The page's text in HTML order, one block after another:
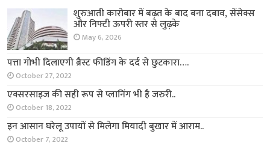
शुरुआती कारोबार में बढ़त के बाद बना दबाव, सेंसेक्स
और निफ्टी ऊपरी स्तर से लुढ़के
May 6, 2026
पत्ता गोभी दिलाएगी ब्रैस्ट फीडिंग के दर्द से छुटकारा….
October 27, 2022
एक्सरसाइज की सही रूप से प्लानिंग भी है जरुरी..
October 18, 2022
इन आसान घरेलू उपायों से मिलेगा मियादी बुखार में आराम..
October 7, 2022